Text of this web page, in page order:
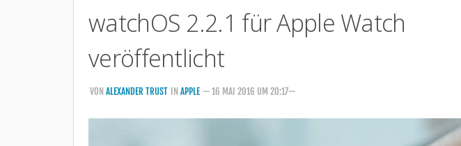
watchOS 2.2.1 für Apple Watch
veröffentlicht
VON ALEXANDER TRUST IN APPLE — 16 MAI 2016 UM 20:17—